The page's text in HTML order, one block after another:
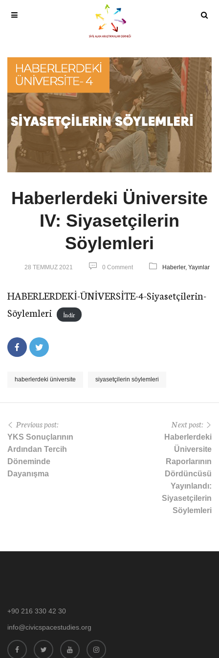
Haberlerdeki Üniversite
IV: Siyasetçilerin
Söylemleri
28 TEMMUZ 2021 0 Comment Haberler, Yayınlar
HABERLERDEKİ-ÜNİVERSİTE-4-Siyasetçilerin-
Söylemleri
İndir
haberlerdeki üniversite siyasetçilerin söylemleri
Previous post:
YKS Sonuçlarının
Ardından Tercih
Döneminde
Dayanışma
Next post:
Haberlerdeki
Üniversite
Raporlarının
Dördüncüsü
Yayınlandı:
Siyasetçilerin
Söylemleri
+90 216 330 42 30
info@civicspacestudies.org